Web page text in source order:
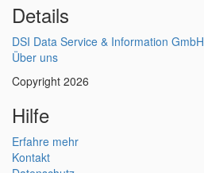
Details
DSI Data Service & Information GmbH
Über uns
Copyright 2026
Hilfe
Erfahre mehr
Kontakt